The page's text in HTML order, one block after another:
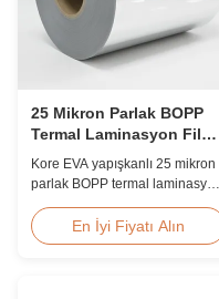
25 Mikron Parlak BOPP
Termal Laminasyon Filmi
Kore EVA 2200mm
Kore EVA yapışkanlı 25 mikron
parlak BOPP termal laminasyon
genişlik, ≥150 MPa yüksek
gerilme mukavemeti, kristal
En İyi Fiyatı Alın